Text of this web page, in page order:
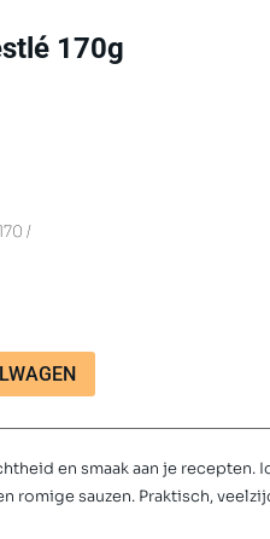
170g
en smaak aan je recepten.
romige sauzen. Praktisch,